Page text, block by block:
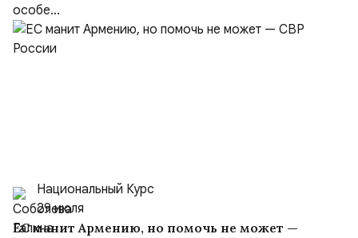
особе...
Национальный Курс
29 июля
ЕС манит Армению, но помочь не может —